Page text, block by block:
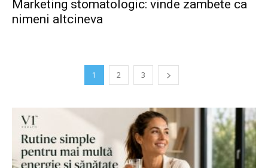
Marketing stomatologic: vinde zambete ca
nimeni altcineva
1 2 3